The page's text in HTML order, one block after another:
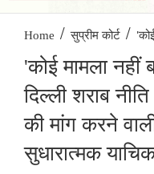
Home / सुप्रीम कोर्ट /
'कोई मामला नहीं
दिल्ली शराब
की मांग करने
सुधारात्मक